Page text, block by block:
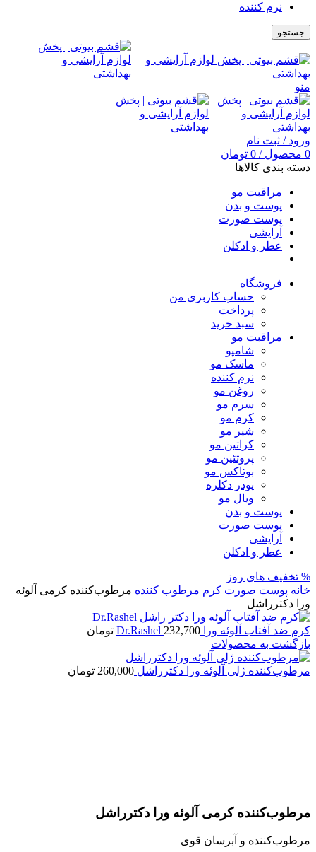
نرم کننده
جستجو
منو
ورود / ثبت نام
0 محصول /
0 تومان
دسته بندی کالاها
مراقبت مو
پوست و بدن
پوست صورت
آرایشی
عطر و ادکلن
فروشگاه
حساب کاربری من
پرداخت
سبد خرید
مراقبت مو
شامپو
ماسک مو
نرم کننده
روغن مو
سرم مو
کرم مو
شیر مو
کراتین مو
پروتئین مو
بوتاکس مو
پودر دکلره
ویال مو
پوست و بدن
پوست صورت
آرایشی
عطر و ادکلن
% تخفیف های روز
خانه پوست صورت کرم مرطوب کننده مرطوب‌کننده کرمی آلوئه
ورا دکترراشل
کرم ضد آفتاب آلوئه ورا Dr.Rashel 232,700
تومان
بازگشت به محصولات
مرطوب‌کننده ژلی آلوئه ورا دکترراشل 260,000 تومان
مرطوب‌کننده کرمی آلوئه ورا دکترراشل
مرطوب‌کننده و آبرسان قوی